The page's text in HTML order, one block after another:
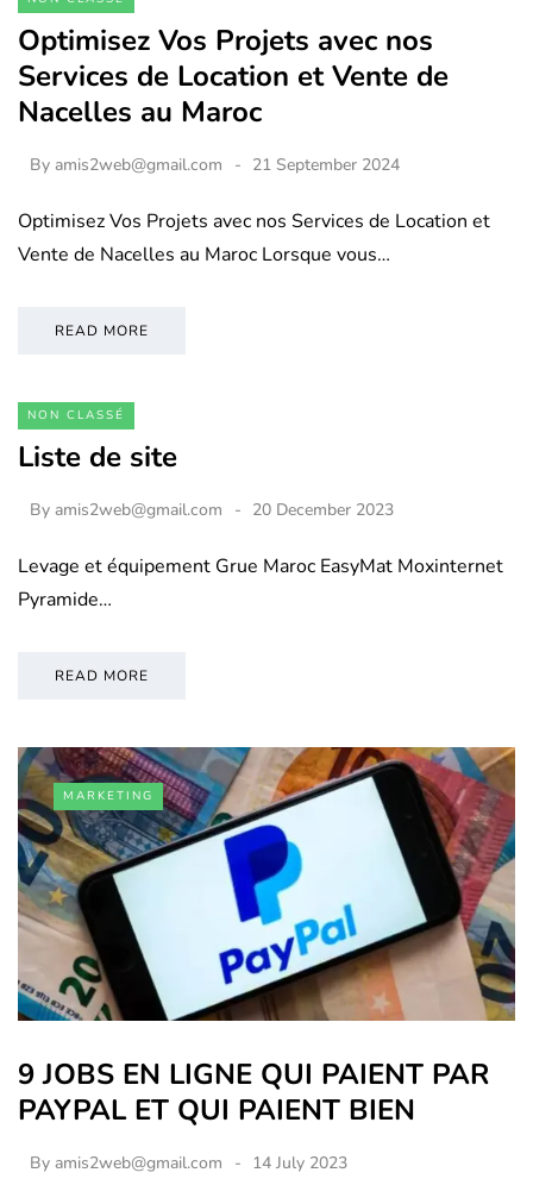
Optimisez Vos Projets avec nos
Services de Location et Vente de
Nacelles au Maroc
By amis2web@gmail.com 21 September 2024
Optimisez Vos Projets avec nos Services de Location et
Vente de Nacelles au Maroc Lorsque vous…
READ MORE
NON CLASSÉ
Liste de site
By amis2web@gmail.com 20 December 2023
Levage et équipement Grue Maroc EasyMat Moxinternet
Pyramide…
READ MORE
MARKETING
9 JOBS EN LIGNE QUI PAIENT PAR
PAYPAL ET QUI PAIENT BIEN
By amis2web@gmail.com 14 July 2023